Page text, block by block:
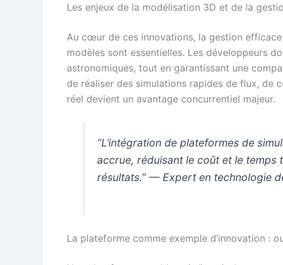
Les enjeux de la modélisation 3D et de la
Au cœur de ces innovations, la gestion
modèles sont essentielles. Les développeurs
astronomiques, tout en garantissant une
de réaliser des simulations rapides de flux, de
réel devient un avantage concurrentiel majeur.
“L’intégration de plateformes de
accrue, réduisant le coût et le temps
résultats.” — Expert en technologie
La plateforme comme exemple d’innovation :